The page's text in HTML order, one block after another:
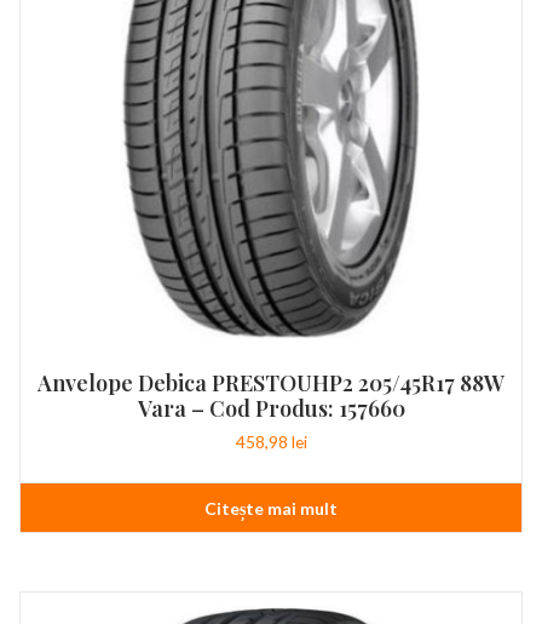
Anvelope Debica PRESTOUHP2 205/45R17 88W
Vara – Cod Produs: 157660
458,98 lei
Citește mai mult